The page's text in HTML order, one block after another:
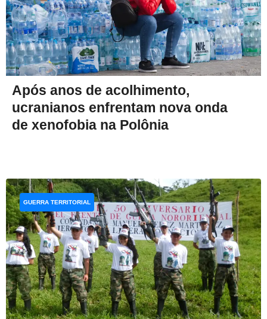
Após anos de acolhimento,
ucranianos enfrentam nova onda
de xenofobia na Polônia
GUERRA TERRITORIAL